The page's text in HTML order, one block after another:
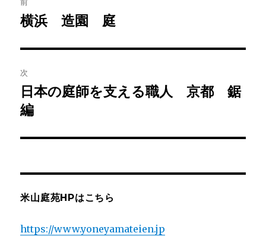
稿
ビ
ゲ
ー
シ
ン
前
投
稿:
横浜 造園 庭
次
次
の
稿:
日本の庭師を支える職人 京都 鋸
編
米山庭苑HPはこちら
https://www.yoneyamateien.jp